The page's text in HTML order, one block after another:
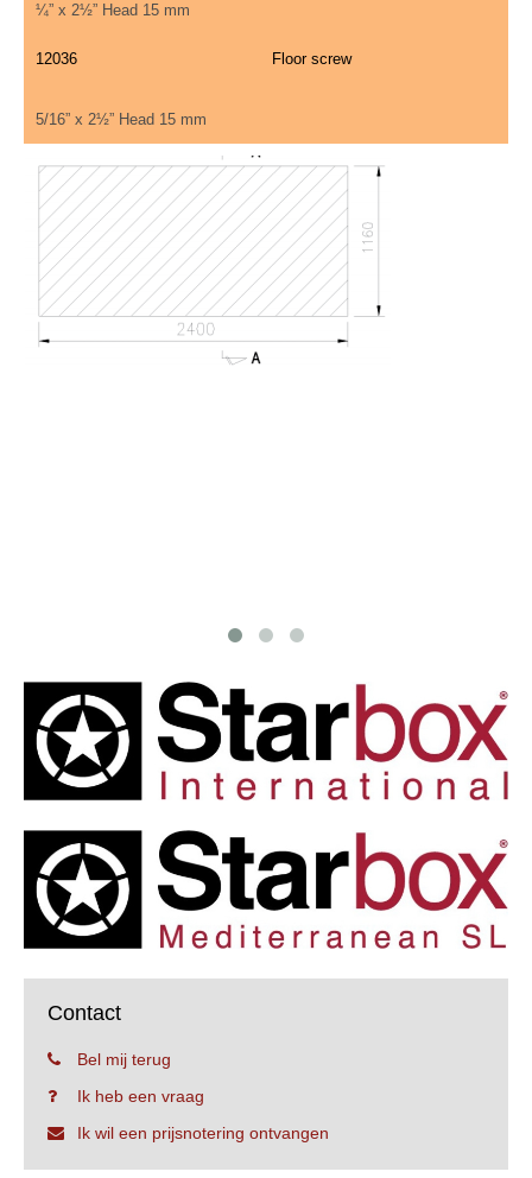
¼” x 2½” Head 15 mm
12036 Floor screw
5/16” x 2½” Head 15 mm
Contact
Bel mij terug
Ik heb een vraag
Ik wil een prijsnotering ontvangen